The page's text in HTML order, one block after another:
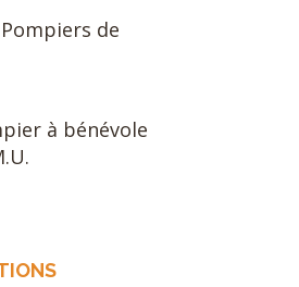
de
à bénévole